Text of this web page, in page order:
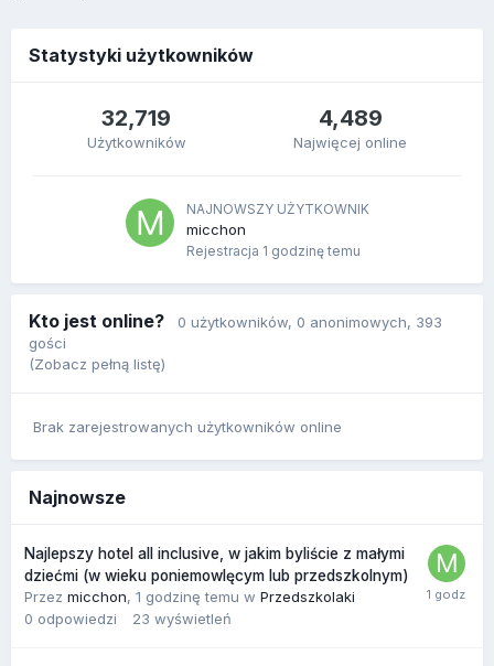
Statystyki użytkowników
32,719
Użytkowników
4,489
Najwięcej online
NAJNOWSZY UŻYTKOWNIK
micchon
Rejestracja 1 godzinę temu
Kto jest online? 0 użytkowników, 0 anonimowych, 393
gości
(Zobacz pełną listę)
Brak zarejestrowanych użytkowników online
Najnowsze
Najlepszy hotel all inclusive, w jakim byliście z małymi
dziećmi (w wieku poniemowlęcym lub przedszkolnym)
Przez micchon, 1 godzinę temu w Przedszkolaki
0 odpowiedzi 23 wyświetleń